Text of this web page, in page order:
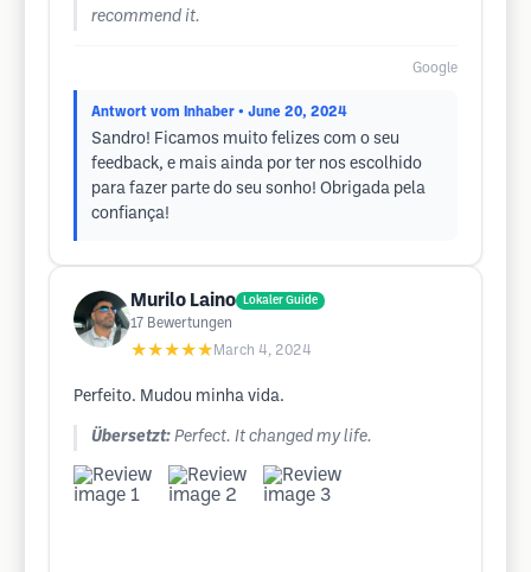
recommend it.
Google
Antwort vom Inhaber • June 20, 2024
Sandro! Ficamos muito felizes com o seu
feedback, e mais ainda por ter nos escolhido
para fazer parte do seu sonho! Obrigada pela
confiança!
Murilo Laino Lokaler Guide
17 Bewertungen
★★★★★ March 4, 2024
Perfeito. Mudou minha vida.
Übersetzt: Perfect. It changed my life.